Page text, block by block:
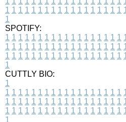
1 1 1 1 1 1 1 1 1 1 1 1 1 1 1 1 1 1
1
SPOTIFY:
1 1 1 1 1 1 1 1 1 1 1 1 1 1 1 1 1 1
1 1 1 1 1 1 1 1 1 1 1 1 1 1 1 1 1 1
1 1 1 1 1 1 1 1 1 1 1 1 1 1 1 1 1 1
1
CUTTLY BIO:
1
1 1 1 1 1 1 1 1 1 1 1 1 1 1 1 1 1 1
1 1 1 1 1 1 1 1 1 1 1 1 1 1 1 1 1 1
1 1 1 1 1 1 1 1 1 1 1 1 1 1 1 1 1 1
1